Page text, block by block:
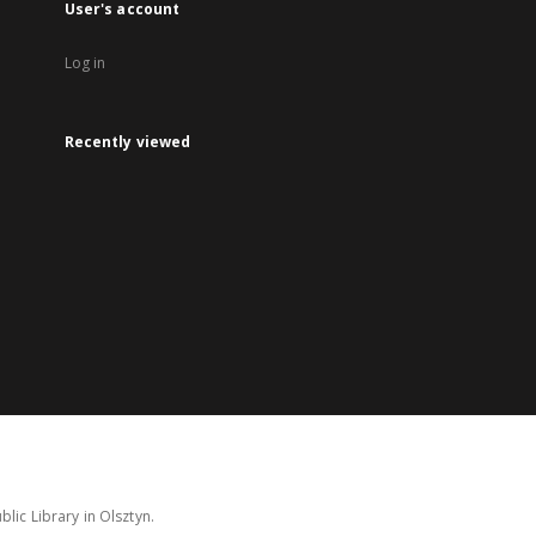
User's account
Log in
Recently viewed
Library in Olsztyn.